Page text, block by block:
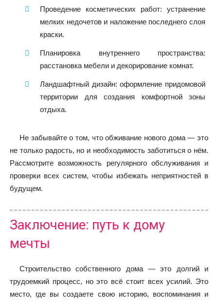
Проведение косметических работ: устранение
мелких недочетов и наложение последнего слоя
краски.
Планировка внутреннего пространства:
расстановка мебели и декорирование комнат.
Ландшафтный дизайн: оформление придомовой
территории для создания комфортной зоны
отдыха.
Не забывайте о том, что обживание нового дома — это
не только радость, но и необходимость заботиться о нём.
Рассмотрите возможность регулярного обслуживания и
проверки всех систем, чтобы избежать неприятностей в
будущем.
Заключение: путь к дому
мечты
Строительство собственного дома — это долгий и
трудоемкий процесс, но это всё стоит всех усилий. Это
место, где вы создаете свою историю, воспоминания и